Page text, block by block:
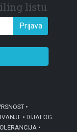
listu
Prijava
•
• DIJALOG
•